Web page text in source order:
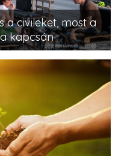
a civileket, most a
kapcsán